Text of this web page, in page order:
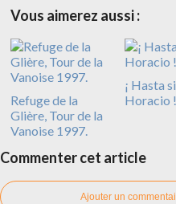
Vous aimerez aussi :
Refuge de la
Glière, Tour de la
Vanoise 1997.
¡ Hasta
Horacio !
Commenter cet article
Ajouter un